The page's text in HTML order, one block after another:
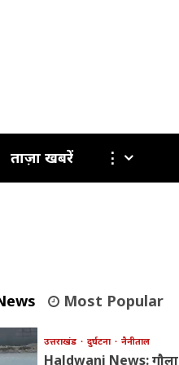
ताज़ा खबरें ⋮
Most Popular
उत्तराखंड दुर्घटना नैनीताल
Haldwani News: गौला